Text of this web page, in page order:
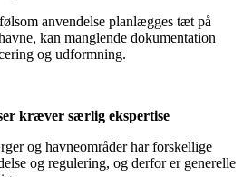
anvendelse planlægges tæt på
kan manglende dokumentation
og udformning.
kræver særlig ekspertise
og havneområder har forskellige
og regulering, og derfor er generelle